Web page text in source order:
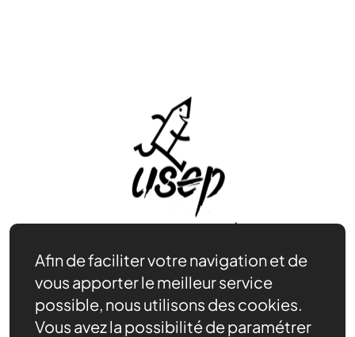
Nos actions
Nos ressources
Actualités
Afin de faciliter votre navigation et de
vous apporter le meilleur service
possible, nous utilisons des cookies.
Vous avez la possibilité de paramétrer